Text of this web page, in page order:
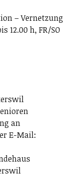
– Vernetzung
12.00 h, FR/SO
an
E-Mail: